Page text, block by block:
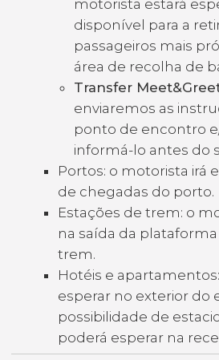
motorista estará
disponível para a
passageiros mais
área de recolha de
Transfer
enviaremos as
ponto de encontro
informá-lo antes do
Portos: o motorista irá
de chegadas do porto.
Estações de trem: o
na saída da
trem.
Hotéis e
esperar no exterior do
possibilidade de
poderá esperar na